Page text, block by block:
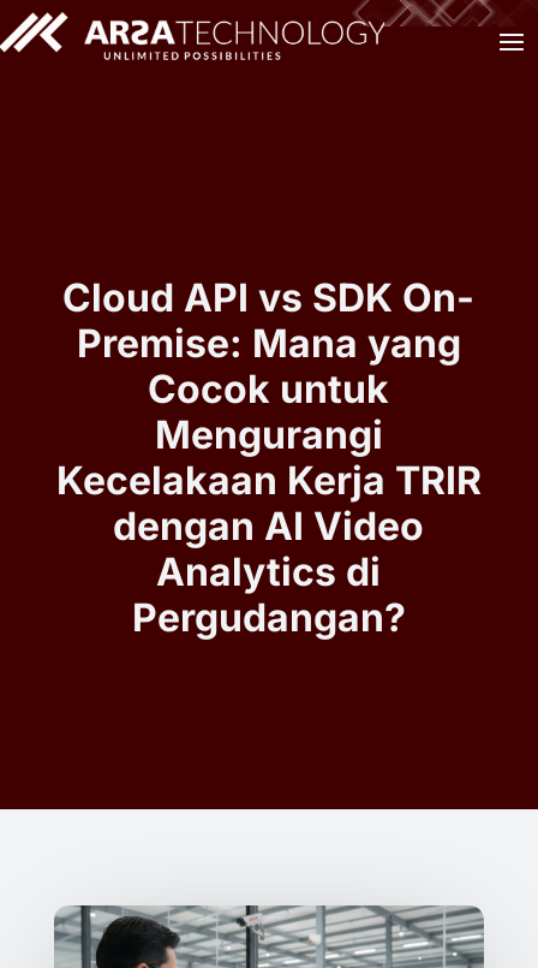
Cloud API vs SDK On-
Premise: Mana yang
Cocok untuk
Mengurangi
Kecelakaan Kerja TRIR
dengan AI Video
Analytics di
Pergudangan?